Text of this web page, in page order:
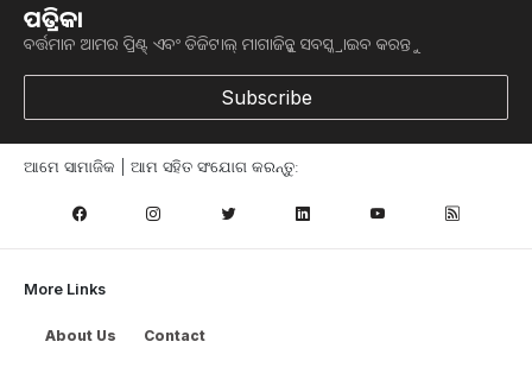
ପତ୍ରିକା
ବର୍ତ୍ତମାନ ଆମର ପ୍ରିଣ୍ଟ୍ ଏବଂ ଡିଜିଟାଲ୍ ମାଗାଜିନ୍କୁ ସବସ୍କ୍ରାଇବ କରନ୍ତୁ
Subscribe
ଆମେ ସାମାଜିକ | ଆମ ସହିତ ସଂଯୋଗ କରନ୍ତୁ:
More Links
About Us Contact
ଆମେ ହ୍ବାଟ୍ସଆପ୍‌ରେ ଅଛୁ ! ଆମ ହ୍ବାଟ୍ସଆପ ଗ୍ରୁପରେ ଯୋଗଦିଅନ୍ତୁ ଏବଂ
ଆପଙ୍କୁ ଆବଶ୍ୟକ ହେଉଥିବା ସବୁ ଗୁରୁତ୍ବପୂର୍ଣ୍ଣ ଅପଡେଟ୍‌ ପାଆନ୍ତୁ ପ୍ରତିଦିନ ।
ହ୍ବାଟ୍ସଆପରେ ଜଏନ କରନ୍ତୁ
ଥିବା ଟପିକ୍‌ ବାଛିବେ ଏବଂ ଆମେ ଆପଣଙ୍କୁ ବଛା ବଛା ନ୍ୟୁଜ ଓ ଆପଣଙ୍କ